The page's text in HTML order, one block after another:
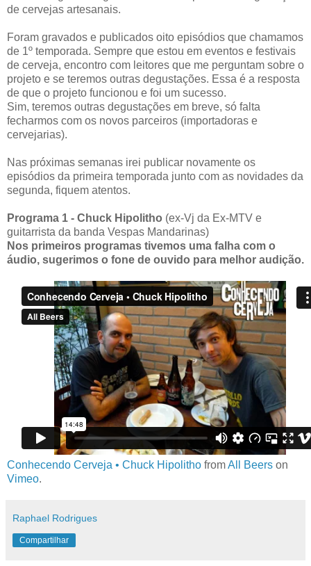
de cervejas artesanais.
Foram gravados e publicados oito episódios que chamamos
de 1º temporada. Sempre que estou em eventos e festivais
de cerveja, encontro com leitores que me perguntam sobre o
projeto e se teremos outras degustações. Essa é a resposta
de que o projeto funcionou e foi um sucesso.
Sim, teremos outras degustações em breve, só falta
fecharmos com os novos parceiros (importadoras e
cervejarias).
Nas próximas semanas irei publicar novamente os
episódios da primeira temporada junto com as novidades da
segunda, fiquem atentos.
Programa 1 - Chuck Hipolitho (ex-Vj da Ex-MTV e
guitarrista da banda Vespas Mandarinas)
Nos primeiros programas tivemos uma falha com o
áudio, sugerimos o fone de ouvido para melhor audição.
Conhecendo Cerveja • Chuck Hipolitho fromAll Beers on
Vimeo.
Raphael Rodrigues
Compartilhar